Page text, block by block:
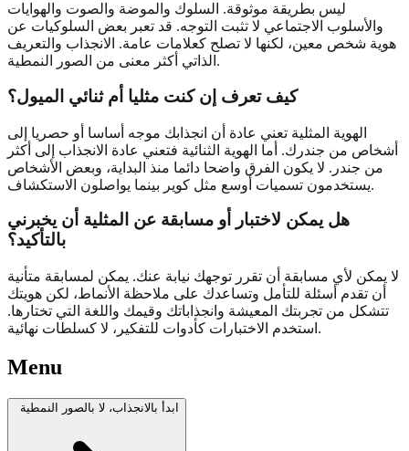
ليس بطريقة موثوقة. السلوك والموضة والصوت والهوايات
والأسلوب الاجتماعي لا تثبت التوجه. قد تعبر بعض السلوكيات عن
هوية شخص معين، لكنها لا تصلح كعلامات عامة. الانجذاب والتعريف
الذاتي أكثر معنى من الصور النمطية.
كيف تعرف إن كنت مثليا أم ثنائي الميول؟
الهوية المثلية تعني عادة أن انجذابك موجه أساسا أو حصريا إلى
أشخاص من جندرك. أما الهوية الثنائية فتعني عادة الانجذاب إلى أكثر
من جندر. لا يكون الفرق واضحا دائما منذ البداية، وبعض الأشخاص
يستخدمون تسميات أوسع مثل كوير بينما يواصلون الاستكشاف.
هل يمكن لاختبار أو مسابقة عن المثلية أن يخبرني
بالتأكيد؟
لا يمكن لأي مسابقة أن تقرر توجهك نيابة عنك. يمكن لمسابقة متأنية
أن تقدم أسئلة للتأمل وتساعدك على ملاحظة الأنماط، لكن هويتك
تتشكل من تجربتك المعيشة وانجذاباتك وقيمك واللغة التي تختارها.
استخدم الاختبارات كأدوات للتفكير، لا كسلطات نهائية.
Menu
ابدأ بالانجذاب، لا بالصور النمطية